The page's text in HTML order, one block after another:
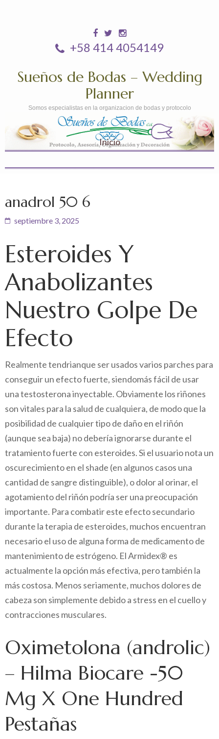
+58 414 4054149
Sueños de Bodas – Wedding
Planner
Somos especialistas en la organizacion de bodas y protocolo
Inicio
anadrol 50 6
septiembre 3, 2025
Esteroides Y
Anabolizantes
Nuestro Golpe De
Efecto
Realmente tendrianque ser usados varios parches para
conseguir un efecto fuerte, siendomás fácil de usar
una testosterona inyectable. Obviamente los riñones
son vitales para la salud de cualquiera, de modo que la
posibilidad de cualquier tipo de daño en el riñón
(aunque sea baja) no debería ignorarse durante el
tratamiento fuerte con esteroides. Si el usuario nota un
oscurecimiento en el shade (en algunos casos una
cantidad de sangre distinguible), o dolor al orinar, el
agotamiento del riñón podría ser una preocupación
importante. Para combatir este efecto secundario
durante la terapia de esteroides, muchos encuentran
necesario el uso de alguna forma de medicamento de
mantenimiento de estrógeno. El Armidex® es
actualmente la opción más efectiva, pero también la
más costosa. Menos seriamente, muchos dolores de
cabeza son simplemente debido a stress en el cuello y
contracciones musculares.
Oximetolona (androlic)
– Hilma Biocare -50
Mg X One Hundred
Pestañas